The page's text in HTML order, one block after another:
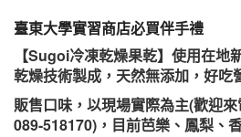
臺東大學實習商店必買伴手禮
【Sugoi冷凍乾燥果乾】使用在地
乾燥技術製成，天然無添加，好吃
販售口味，以現場實際為主(歡迎
089-518170)，目前芭樂、鳳梨 、